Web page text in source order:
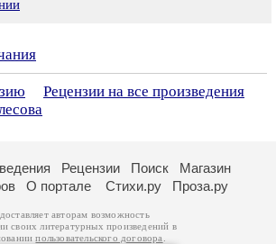
Рецензии на все произведения
Рецензии Поиск
Магазин
О портале Стихи.ру Проза.ру
авторам возможность
своих литературных произведений в
пользовательского договора